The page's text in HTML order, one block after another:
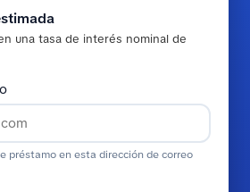
una tasa de interés nominal de
préstamo en esta dirección de correo